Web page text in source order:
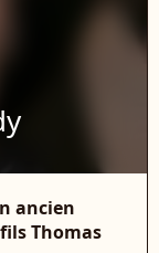
ancien
Thomas